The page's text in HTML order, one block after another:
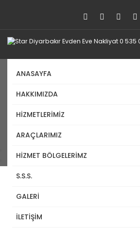
ANASAYFA
HAKKIMIZDA
HİZMETLERİMİZ
ARAÇLARIMIZ
HIZMET BÖLGELERIMZ
S.S.S.
GALERİ
İLETİŞİM
Hakkımızda
Anasayfa
Hakkımızda